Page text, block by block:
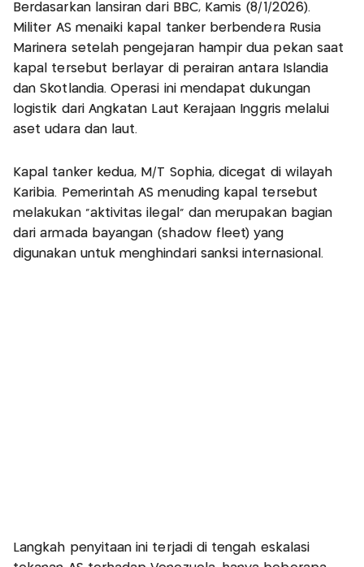
Berdasarkan lansiran dari BBC, Kamis (8/1/2026).
Militer AS menaiki kapal tanker berbendera Rusia
Marinera setelah pengejaran hampir dua pekan saat
kapal tersebut berlayar di perairan antara Islandia
dan Skotlandia. Operasi ini mendapat dukungan
logistik dari Angkatan Laut Kerajaan Inggris melalui
aset udara dan laut.
Kapal tanker kedua, M/T Sophia, dicegat di wilayah
Karibia. Pemerintah AS menuding kapal tersebut
melakukan “aktivitas ilegal” dan merupakan bagian
dari armada bayangan (shadow fleet) yang
digunakan untuk menghindari sanksi internasional.
Langkah penyitaan ini terjadi di tengah eskalasi